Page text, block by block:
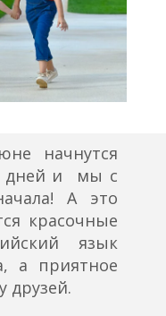
начнутся
дней и мы с
А это
красочные
язык
а приятное
друзей.